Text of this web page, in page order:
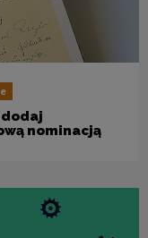
dodaj
nominacją